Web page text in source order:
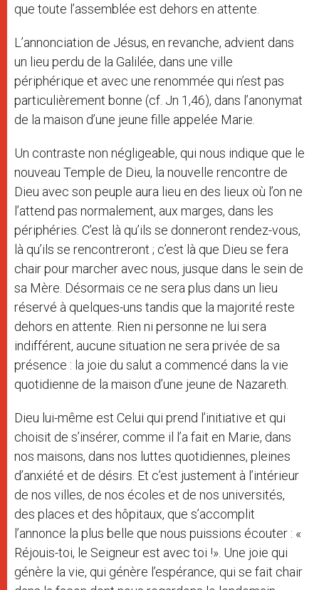
que toute l’assemblée est dehors en attente.
L’annonciation de Jésus, en revanche, advient dans
un lieu perdu de la Galilée, dans une ville
périphérique et avec une renommée qui n’est pas
particulièrement bonne (cf. Jn 1,46), dans l’anonymat
de la maison d’une jeune fille appelée Marie.
Un contraste non négligeable, qui nous indique que le
nouveau Temple de Dieu, la nouvelle rencontre de
Dieu avec son peuple aura lieu en des lieux où l’on ne
l’attend pas normalement, aux marges, dans les
périphéries. C’est là qu’ils se donneront rendez-vous,
là qu’ils se rencontreront ; c’est là que Dieu se fera
chair pour marcher avec nous, jusque dans le sein de
sa Mère. Désormais ce ne sera plus dans un lieu
réservé à quelques-uns tandis que la majorité reste
dehors en attente. Rien ni personne ne lui sera
indifférent, aucune situation ne sera privée de sa
présence : la joie du salut a commencé dans la vie
quotidienne de la maison d’une jeune de Nazareth.
Dieu lui-même est Celui qui prend l’initiative et qui
choisit de s’insérer, comme il l’a fait en Marie, dans
nos maisons, dans nos luttes quotidiennes, pleines
d’anxiété et de désirs. Et c’est justement à l’intérieur
de nos villes, de nos écoles et de nos universités,
des places et des hôpitaux, que s’accomplit
l’annonce la plus belle que nous puissions écouter : «
Réjouis-toi, le Seigneur est avec toi !». Une joie qui
génère la vie, qui génère l’espérance, qui se fait chair